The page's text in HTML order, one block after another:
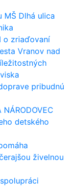
MŠ Dlhá ulica
o zriaďovaní
Vranov nad
pribudnú
NÁRODOVEC
detského
živelnou